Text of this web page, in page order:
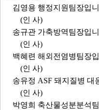
김영용 행정지원팀장입
(인 사)
송규관 가축방역팀장입
(인 사)
백혜련 해외전염병팀장
(인 사)
송유정 ASF 돼지질병 대
(인 사)
박영희 축산물성분분석